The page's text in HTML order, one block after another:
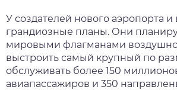
У создателей нового аэропорта и
грандиозные планы. Они
мировыми флагманами
выстроить самый крупный по
обслуживать более 150
авиапассажиров и 350